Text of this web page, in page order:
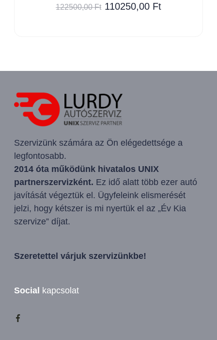
122500,00Ft 110250,00 Ft
Szervizünk számára az Ön elégedettsége a
legfontosabb.
2014 óta működünk hivatalos UNIX
partnerszervizként. Ez idő alatt több ezer autó
javítását végeztük el. Ügyfeleink elismerését
jelzi, hogy kétszer is mi nyertük el az „Év Kia
szervize” díjat.
Szeretettel várjuk szervizünkbe!
Social kapcsolat